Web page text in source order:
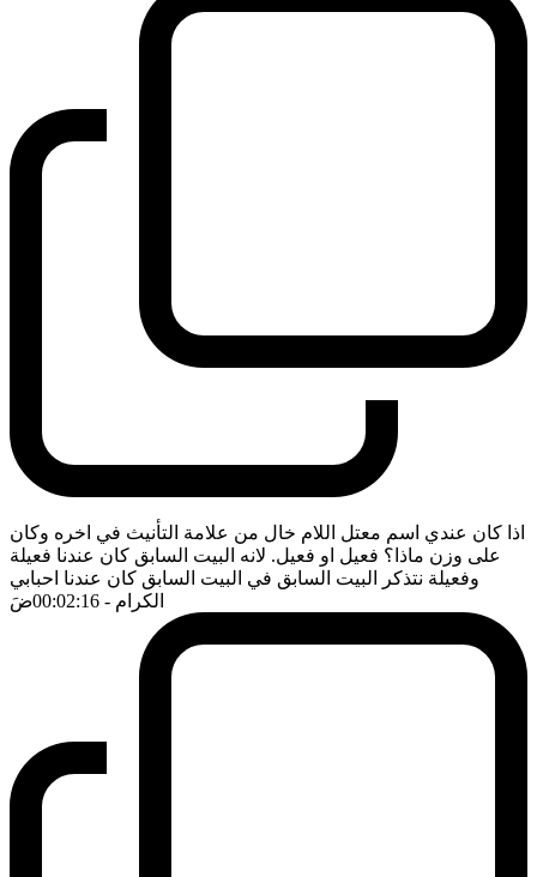
اذا كان عندي اسم معتل اللام خال من علامة التأنيث في اخره وكان
على وزن ماذا؟ فعيل او فعيل. لانه البيت السابق كان عندنا فعيلة
وفعيلة نتذكر البيت السابق في البيت السابق كان عندنا احبابي
الكرام - 00:02:16 ضَ